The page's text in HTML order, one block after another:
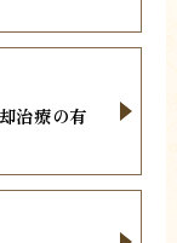
治療の有